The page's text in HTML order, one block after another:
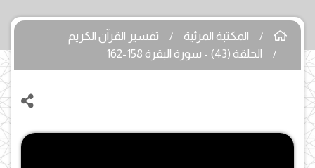
المكتبة المرئية
تفسير القرآن الكريم
الحلقة (43) - سورة البقرة 158-162